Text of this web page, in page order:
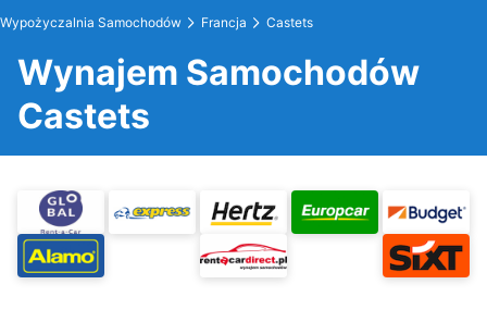
Wypożyczalnia Samochodów Francja Castets
Wynajem Samochodów
Castets